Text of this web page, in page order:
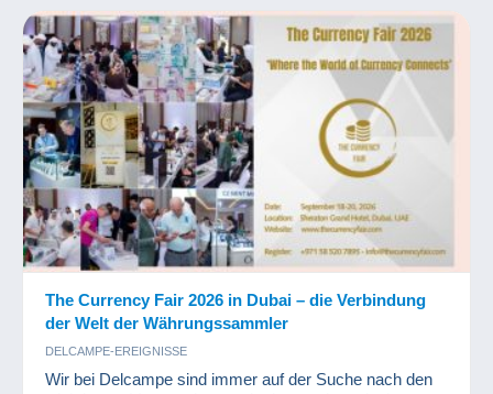
The Currency Fair 2026 in Dubai – die Verbindung
der Welt der Währungssammler
DELCAMPE-EREIGNISSE
Wir bei Delcampe sind immer auf der Suche nach den